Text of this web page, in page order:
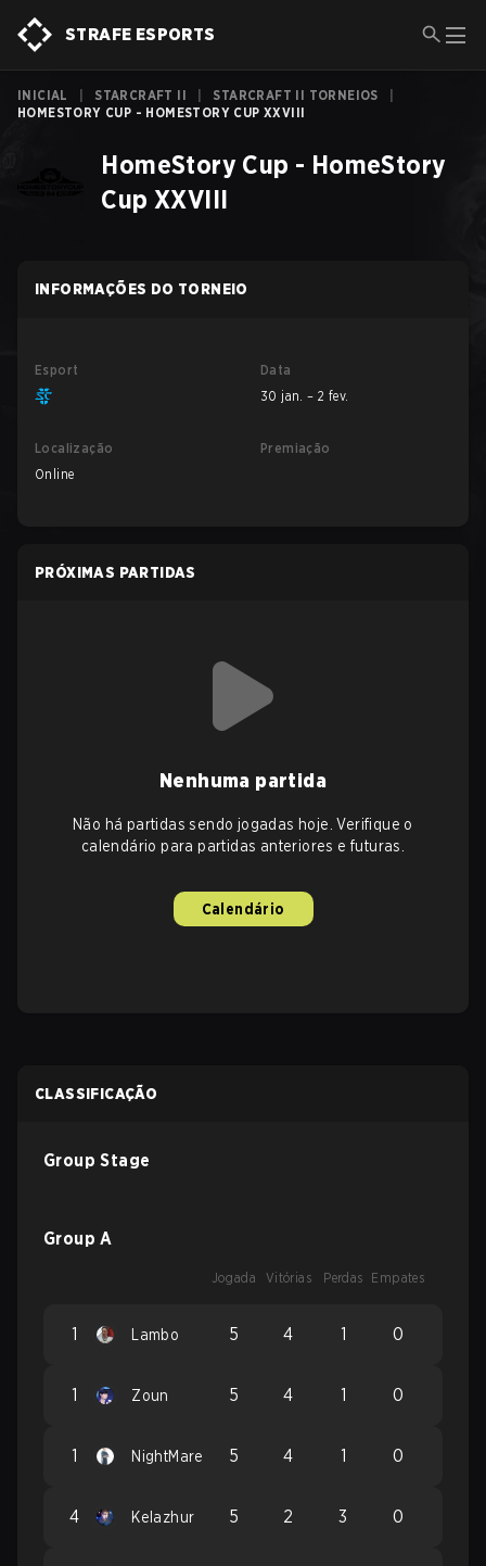
STRAFE ESPORTS
INICIAL STARCRAFT II STARCRAFT II TORNEIOS
HOMESTORY CUP - HOMESTORY CUP XXVIII
HomeStory Cup - HomeStory
Cup XXVIII
INFORMAÇÕES DO TORNEIO
Esport
Data
30 jan. – 2 fev.
Localização
Online
Premiação
PRÓXIMAS PARTIDAS
Nenhuma partida
Não há partidas sendo jogadas hoje. Verifique o
calendário para partidas anteriores e futuras.
Calendário
CLASSIFICAÇÃO
Group Stage
Group A
Jogada Vitórias Perdas Empates
1 Lambo 5 4 1 0
1 Zoun 5 4 1 0
1 NightMare 5 4 1 0
4 Kelazhur 5 2 3 0